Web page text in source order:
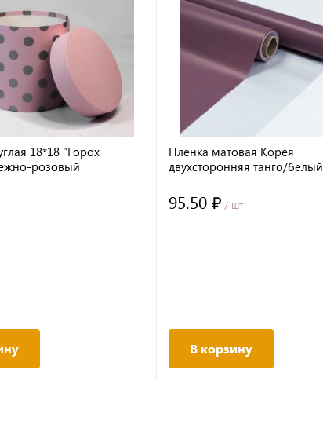
18*18 "Горох
розовый
Пленка матовая Корея
двухсторонняя танго/белый
95.50 ₽ / шт
В корзину